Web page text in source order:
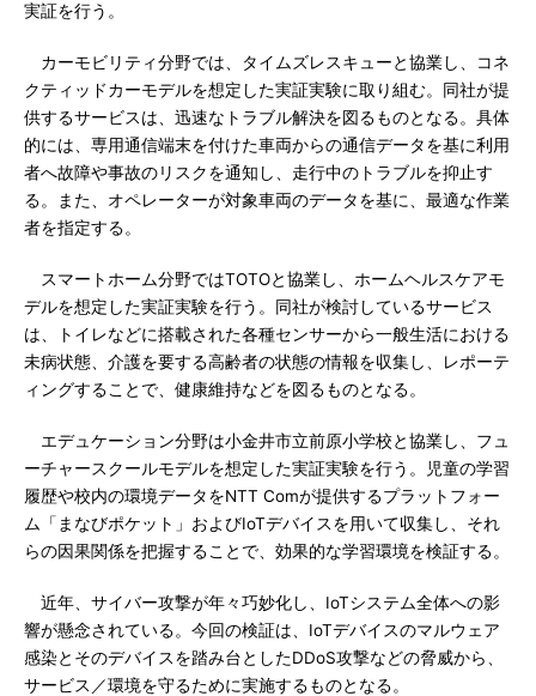
実証を行う。
カーモビリティ分野では、タイムズレスキューと協業し、コネ
クティッドカーモデルを想定した実証実験に取り組む。同社が提
供するサービスは、迅速なトラブル解決を図るものとなる。具体
的には、専用通信端末を付けた車両からの通信データを基に利用
者へ故障や事故のリスクを通知し、走行中のトラブルを抑止す
る。また、オペレーターが対象車両のデータを基に、最適な作業
者を指定する。
スマートホーム分野ではTOTOと協業し、ホームヘルスケアモ
デルを想定した実証実験を行う。同社が検討しているサービス
は、トイレなどに搭載された各種センサーから一般生活における
未病状態、介護を要する高齢者の状態の情報を収集し、レポーテ
ィングすることで、健康維持などを図るものとなる。
エデュケーション分野は小金井市立前原小学校と協業し、フュ
ーチャースクールモデルを想定した実証実験を行う。児童の学習
履歴や校内の環境データをNTT Comが提供するプラットフォー
ム「まなびポケット」およびIoTデバイスを用いて収集し、それ
らの因果関係を把握することで、効果的な学習環境を検証する。
近年、サイバー攻撃が年々巧妙化し、IoTシステム全体への影
響が懸念されている。今回の検証は、IoTデバイスのマルウェア
感染とそのデバイスを踏み台としたDDoS攻撃などの脅威から、
サービス／環境を守るために実施するものとなる。